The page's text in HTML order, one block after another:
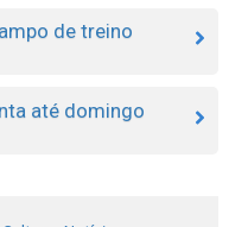
de treino
até domingo